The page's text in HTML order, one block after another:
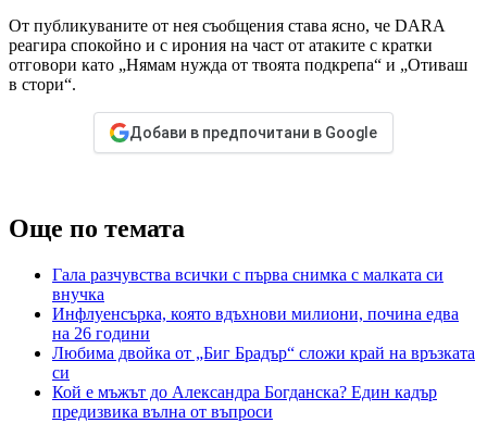
От публикуваните от нея съобщения става ясно, че DARA
реагира спокойно и с ирония на част от атаките с кратки
отговори като „Нямам нужда от твоята подкрепа“ и „Отиваш
в стори“.
Добави в предпочитани в Google
Още по темата
Гала разчувства всички с първа снимка с малката си
внучка
Инфлуенсърка, която вдъхнови милиони, почина едва
на 26 години
Любима двойка от „Биг Брадър“ сложи край на връзката
си
Кой е мъжът до Александра Богданска? Един кадър
предизвика вълна от въпроси